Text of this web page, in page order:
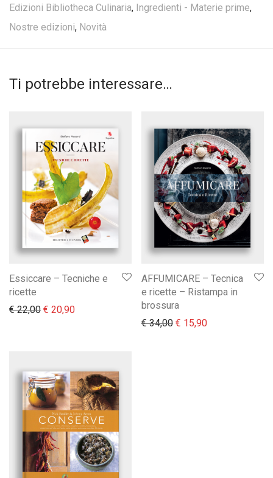
Edizioni Bibliotheca Culinaria, Ingredienti - Materie prime,
Nostre edizioni, Novità
Ti potrebbe interessare…
Essiccare – Tecniche e
ricette
€22,00 Il prezzo originale era: € 22,00.
€ 20,90Il prezzo attuale è: € 20,90.
AFFUMICARE – Tecnica
e ricette – Ristampa in
brossura
€34,00 Il prezzo originale era:
€ 15,90Il prezzo